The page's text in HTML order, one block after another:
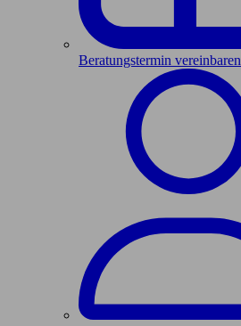
Beratungstermin vereinbaren